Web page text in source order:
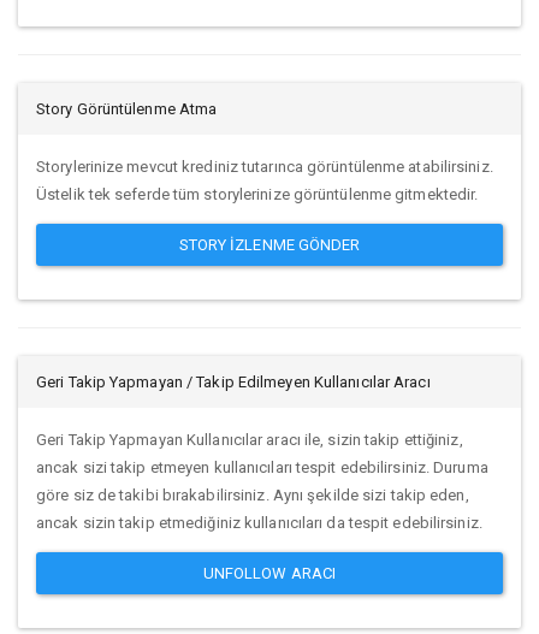
Story Görüntülenme Atma
Storylerinize mevcut krediniz tutarınca görüntülenme atabilirsiniz.
Üstelik tek seferde tüm storylerinize görüntülenme gitmektedir.
STORY IZLENME GÖNDER
Geri Takip Yapmayan / Takip Edilmeyen Kullanıcılar Aracı
Geri Takip Yapmayan Kullanıcılar aracı ile, sizin takip ettiğiniz,
ancak sizi takip etmeyen kullanıcıları tespit edebilirsiniz. Duruma
göre siz de takibi bırakabilirsiniz. Aynı şekilde sizi takip eden,
ancak sizin takip etmediğiniz kullanıcıları da tespit edebilirsiniz.
UNFOLLOW ARACI